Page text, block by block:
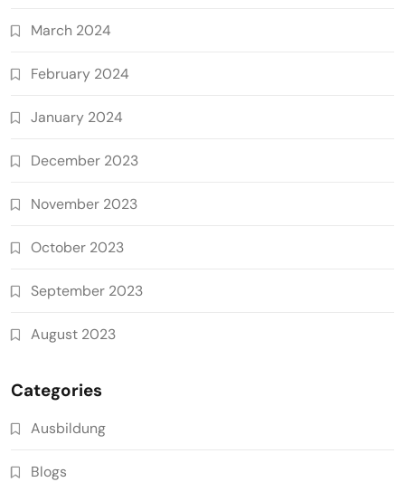
March 2024
February 2024
January 2024
December 2023
November 2023
October 2023
September 2023
August 2023
Categories
Ausbildung
Blogs